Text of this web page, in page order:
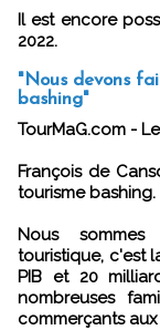
Il est encore
2022.
"Nous devons
bashing"
TourMaG.com -
François de
tourisme bashing.
Nous
touristique, c'est
PIB et 20
nombreuses
commerçants